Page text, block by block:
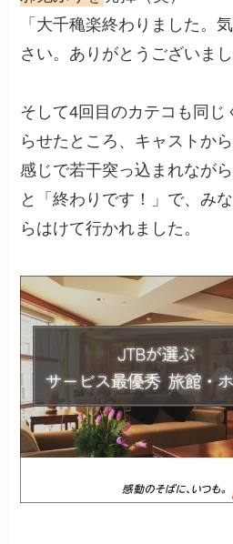
「大千穐楽終わりました。
さい。ありがとうございま
そして4回目のカテコも同じ
らせたところ、キャストか
感じで若干突っ込まれなが
と「終わりです！」で、み
らはけて行かれました。